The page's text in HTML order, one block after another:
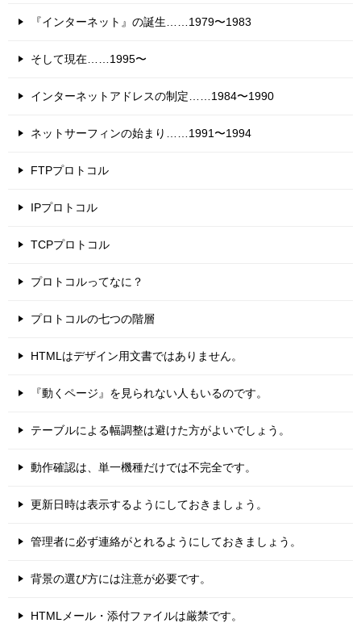
『インターネット』の誕生……1979〜1983
そして現在……1995〜
インターネットアドレスの制定……1984〜1990
ネットサーフィンの始まり……1991〜1994
FTPプロトコル
IPプロトコル
TCPプロトコル
プロトコルってなに？
プロトコルの七つの階層
HTMLはデザイン用文書ではありません。
『動くページ』を見られない人もいるのです。
テーブルによる幅調整は避けた方がよいでしょう。
動作確認は、単一機種だけでは不完全です。
更新日時は表示するようにしておきましょう。
管理者に必ず連絡がとれるようにしておきましょう。
背景の選び方には注意が必要です。
HTMLメール・添付ファイルは厳禁です。